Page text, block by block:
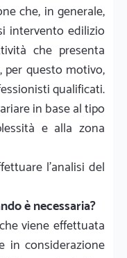
che, in generale,
intervento edilizio
che presenta
per questo motivo,
qualificati.
in base al tipo
e alla zona
l'analisi del
è necessaria?
viene effettuata
in considerazione